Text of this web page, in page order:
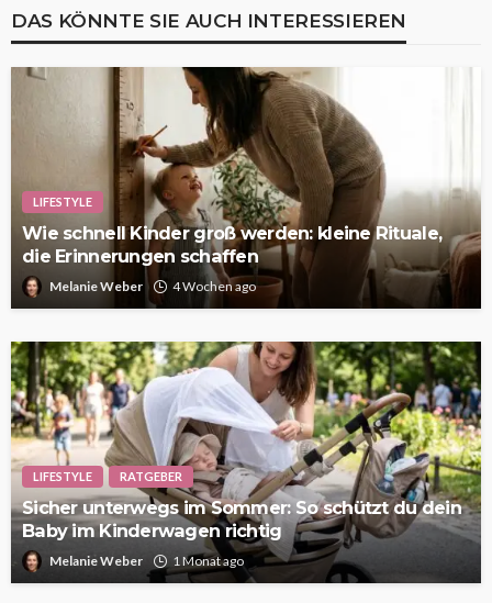
DAS KÖNNTE SIE AUCH INTERESSIEREN
LIFESTYLE
Wie schnell Kinder groß werden: kleine Rituale,
die Erinnerungen schaffen
Melanie Weber 4 Wochen ago
LIFESTYLE RATGEBER
Sicher unterwegs im Sommer: So schützt du dein
Baby im Kinderwagen richtig
Melanie Weber 1 Monat ago